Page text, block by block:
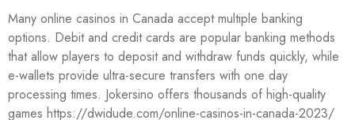
Many online casinos in Canada accept multiple banking
options. Debit and credit cards are popular banking methods
that allow players to deposit and withdraw funds quickly, while
e-wallets provide ultra-secure transfers with one day
processing times. Jokersino offers thousands of high-quality
games https://dwidude.com/online-casinos-in-canada-2023/